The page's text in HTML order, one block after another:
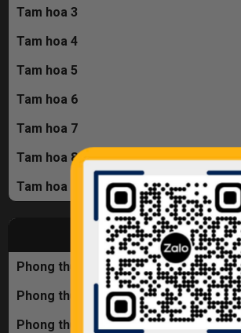
Tam hoa 3
Tam hoa 4
Tam hoa 5
Tam hoa 6
Tam hoa 7
Tam hoa 8
Tam hoa 9
BIỂN PHONG
Phong thủy tổng 2
Phong thủy tổng 3
Phong thủy tổng 4